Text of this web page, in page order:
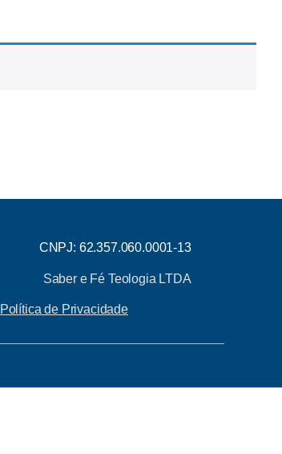
CNPJ: 62.357.060.0001-13
Saber e Fé Teologia LTDA
Política de Privacidade